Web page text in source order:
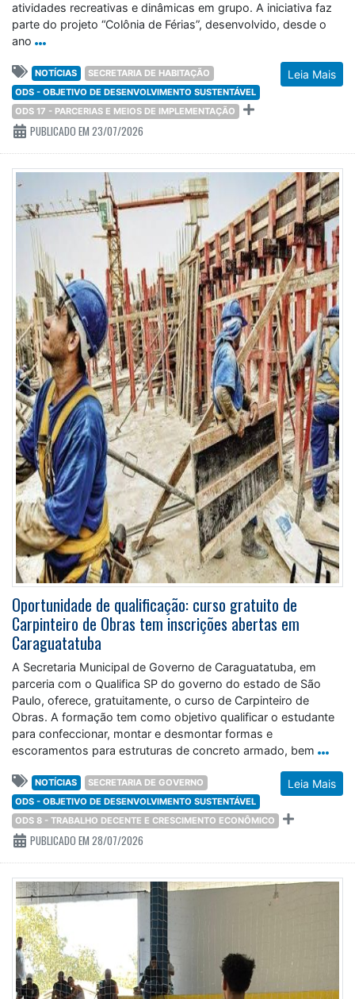
atividades recreativas e dinâmicas em grupo. A iniciativa faz
parte do projeto “Colônia de Férias”, desenvolvido, desde o
ano
Leia Mais
NOTÍCIAS
SECRETARIA DE HABITAÇÃO
ODS - OBJETIVO DE DESENVOLVIMENTO SUSTENTÁVEL
ODS 17 - PARCERIAS E MEIOS DE IMPLEMENTAÇÃO
PUBLICADO EM 23/07/2026
Oportunidade de qualificação: curso gratuito de
Carpinteiro de Obras tem inscrições abertas em
Caraguatatuba
A Secretaria Municipal de Governo de Caraguatatuba, em
parceria com o Qualifica SP do governo do estado de São
Paulo, oferece, gratuitamente, o curso de Carpinteiro de
Obras. A formação tem como objetivo qualificar o estudante
para confeccionar, montar e desmontar formas e
escoramentos para estruturas de concreto armado, bem
Leia Mais
NOTÍCIAS
SECRETARIA DE GOVERNO
ODS - OBJETIVO DE DESENVOLVIMENTO SUSTENTÁVEL
ODS 8 - TRABALHO DECENTE E CRESCIMENTO ECONÔMICO
PUBLICADO EM 28/07/2026